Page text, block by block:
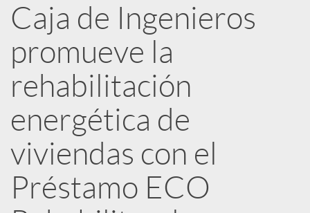
R
e
d
e
Caja de Ingenieros
promueve la
rehabilitación
energética de
viviendas con el
Préstamo ECO